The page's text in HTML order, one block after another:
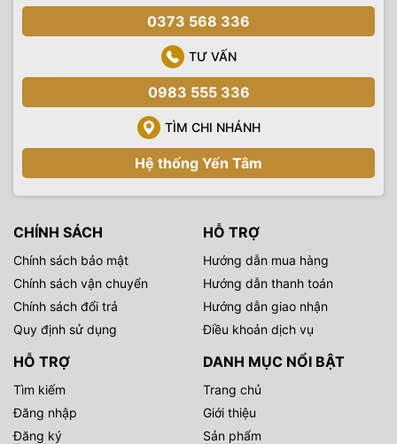
0373 568 336
TƯ VẤN
0983 555 336
TÌM CHI NHÁNH
Hệ thống Yến Tâm
CHÍNH SÁCH
Chính sách bảo mật
Chính sách vận chuyển
Chính sách đổi trả
Quy định sử dụng
HỖ TRỢ
Hướng dẫn mua hàng
Hướng dẫn thanh toán
Hướng dẫn giao nhận
Điều khoản dịch vụ
HỖ TRỢ
Tìm kiếm
Đăng nhập
Đăng ký
DANH MỤC NỔI BẬT
Trang chủ
Giới thiệu
Sản phẩm